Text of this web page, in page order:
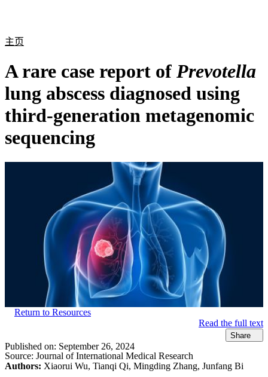
主页
A rare case report of Prevotella
lung abscess diagnosed using
third-generation metagenomic
sequencing
Return to Resources
Read the full text
Share
Published on: September 26, 2024
Source: Journal of International Medical Research
Authors: Xiaorui Wu, Tianqi Qi, Mingding Zhang, Junfang Bi